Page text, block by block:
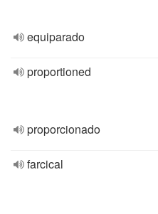
equiparado
proportioned
proporcionado
farcical